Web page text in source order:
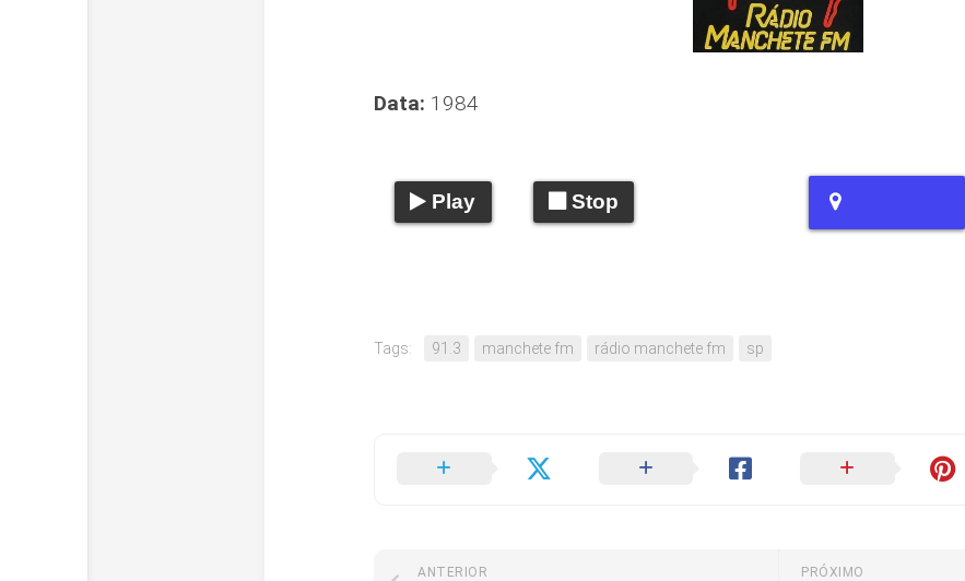
Data: 1984
Play Stop
Tags: 91.3 manchete fm rádio manchete fm sp
PRÓXIMO
ANTERIOR